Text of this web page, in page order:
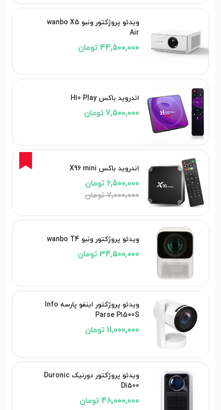
ویدئو پروژکتور ونبو wanbo X5
Air
44,500,000 تومان
اندروید باکس H10 Play
7,500,000 تومان
7%
اندروید باکس X96 mini
6,500,000 تومان
7,000,000 تومان
ویدئو پروژکتور ونبو wanbo T4
34,500,000 تومان
ویدئو پروژکتور اینفو پارسه Info
Parse P1500S
11,000,000 تومان
ویدئو پروژکتور دورنیک Duronic
D1500
48,000,000 تومان